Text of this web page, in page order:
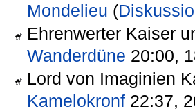
Mondelieu (
Ehrenwerter Kaiser
Wanderdüne 20:00,
Lord von Imaginien
Kamelokronf 22:37,